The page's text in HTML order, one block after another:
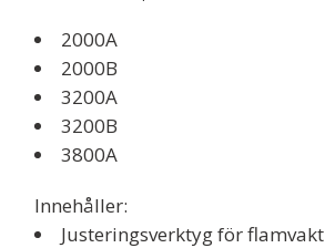
2000A
2000B
3200A
3200B
3800A
Innehåller:
Justeringsverktyg för flamvakt